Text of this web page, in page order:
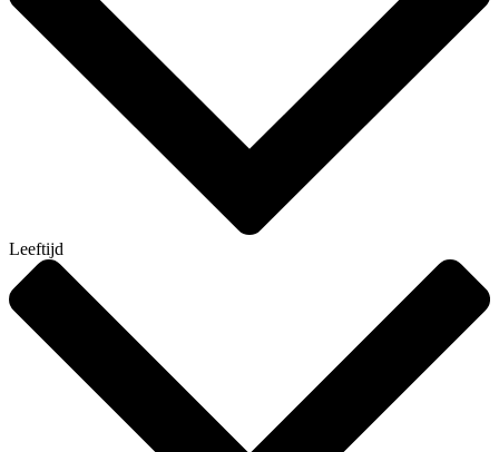
Leeftijd